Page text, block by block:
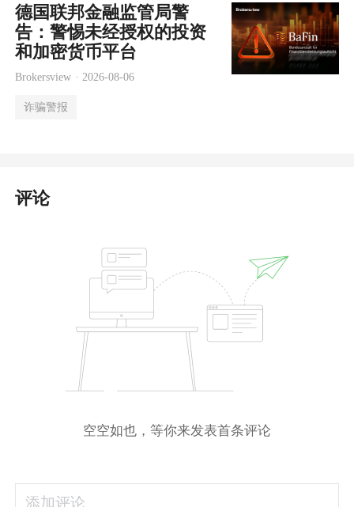
德国联邦金融监管局警
告：警惕未经授权的投资
和加密货币平台
Brokersview · 2026-08-06
诈骗警报
评论
空空如也，等你来发表首条评论